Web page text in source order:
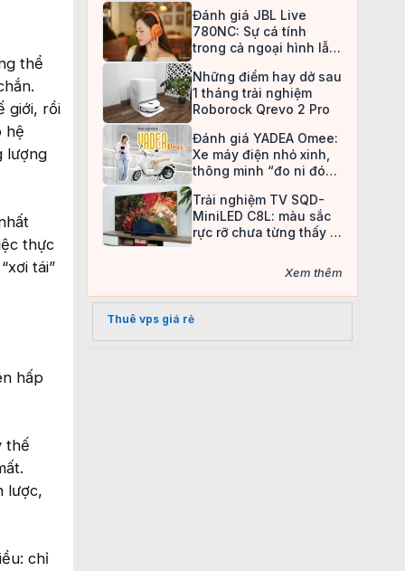
thể
giới, rồi
hệ
lượng
thực
tái”
hấp
thế
lược,
chỉ
an toàn
Đánh giá JBL Live
780NC: Sự cá tính
trong cả ngoại hình lẫn
Những điểm hay dở sau
1 tháng trải nghiệm
Roborock Qrevo 2 Pro
Đánh giá YADEA Omee:
Xe máy điện nhỏ xinh,
thông minh “đo ni đóng
Trải nghiệm TV SQD-
MiniLED C8L: màu sắc
rực rỡ chưa từng thấy ở
Xem thêm
Thuê vps giá rẻ